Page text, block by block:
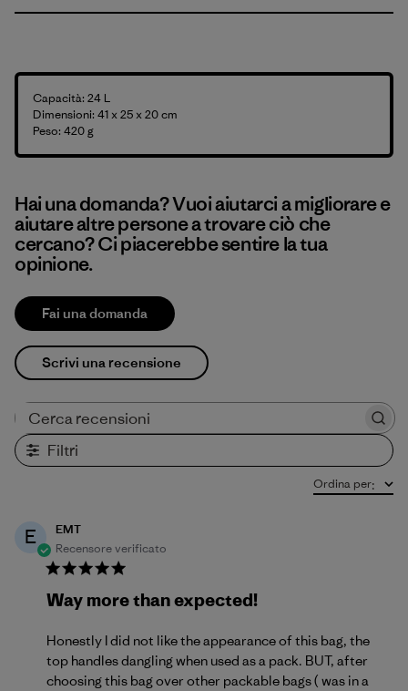
Capacità: 24 L
Dimensioni: 41 x 25 x 20 cm
Peso: 420 g
Hai una domanda? Vuoi aiutarci a migliorare e
aiutare altre persone a trovare ciò che
cercano? Ci piacerebbe sentire la tua
opinione.
Fai una domanda
Scrivi una recensione
Filtri
Ordina per:
E
EMT
Recensore verificato
Way more than expected!
Honestly I did not like the appearance of this bag, the
top handles dangling when used as a pack. BUT, after
choosing this bag over other packable bags ( was in a